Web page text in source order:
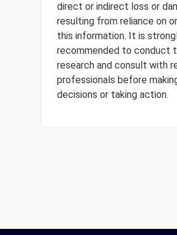
direct or indirect loss or
resulting from reliance on
this information. It is
recommended to conduct
research and consult with
professionals before
decisions or taking action.